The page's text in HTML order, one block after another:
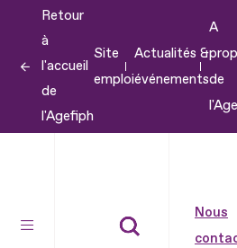
contenu
Retour
à
l'accueil
de
l'Agefiph
Site
emploi
Actualités &
événements
A
de
Nous